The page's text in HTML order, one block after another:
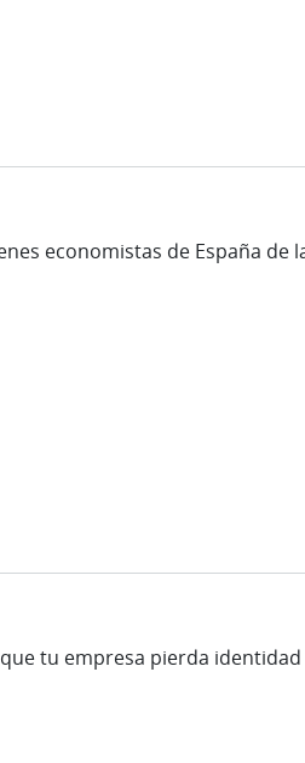
economistas de España de
tu empresa pierda identidad